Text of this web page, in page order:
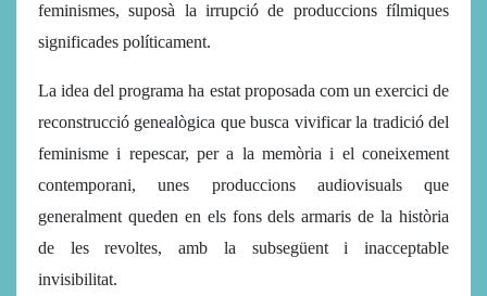
feminismes, suposà la irrupció de produccions fílmiques
significades políticament.
La idea del programa ha estat proposada com un exercici de
reconstrucció genealògica que busca vivificar la tradició del
feminisme i repescar, per a la memòria i el coneixement
contemporani, unes produccions audiovisuals que
generalment queden en els fons dels armaris de la història
de les revoltes, amb la subsegüent i inacceptable
invisibilitat.